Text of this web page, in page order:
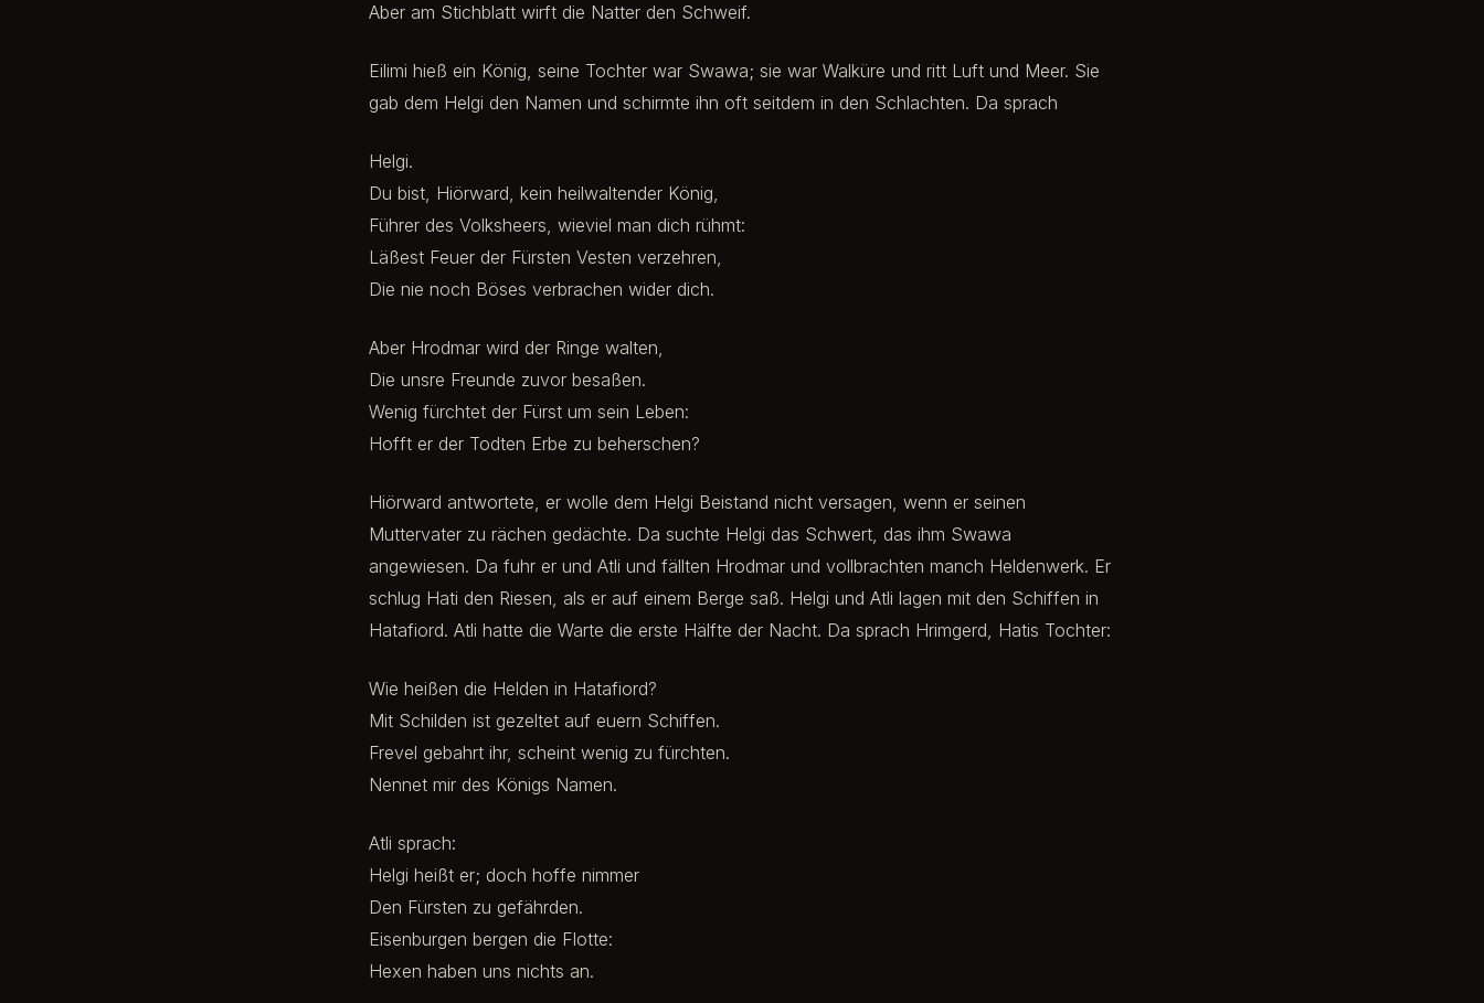
Aber am Stichblatt wirft die Natter den Schweif.
Eilimi hieß ein König, seine Tochter war Swawa; sie war Walküre und ritt Luft und Meer. Sie
gab dem Helgi den Namen und schirmte ihn oft seitdem in den Schlachten. Da sprach
Helgi.
Du bist, Hiörward, kein heilwaltender König,
Führer des Volksheers, wieviel man dich rühmt:
Läßest Feuer der Fürsten Vesten verzehren,
Die nie noch Böses verbrachen wider dich.
Aber Hrodmar wird der Ringe walten,
Die unsre Freunde zuvor besaßen.
Wenig fürchtet der Fürst um sein Leben:
Hofft er der Todten Erbe zu beherschen?
Hiörward antwortete, er wolle dem Helgi Beistand nicht versagen, wenn er seinen
Muttervater zu rächen gedächte. Da suchte Helgi das Schwert, das ihm Swawa
angewiesen. Da fuhr er und Atli und fällten Hrodmar und vollbrachten manch Heldenwerk. Er
schlug Hati den Riesen, als er auf einem Berge saß. Helgi und Atli lagen mit den Schiffen in
Hatafiord. Atli hatte die Warte die erste Hälfte der Nacht. Da sprach Hrimgerd, Hatis Tochter:
Wie heißen die Helden in Hatafiord?
Mit Schilden ist gezeltet auf euern Schiffen.
Frevel gebahrt ihr, scheint wenig zu fürchten.
Nennet mir des Königs Namen.
Atli sprach:
Helgi heißt er; doch hoffe nimmer
Den Fürsten zu gefährden.
Eisenburgen bergen die Flotte:
Hexen haben uns nichts an.